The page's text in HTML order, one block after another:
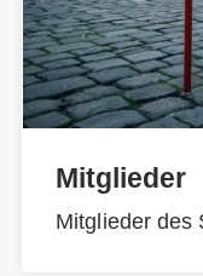
Mitglieder
Mitglieder des